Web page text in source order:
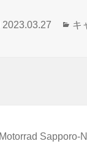
投
2023.03.27
カ
キ
Sapporo-